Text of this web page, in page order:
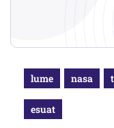
lume nasa
esuat